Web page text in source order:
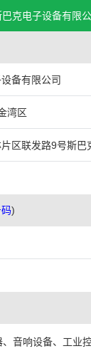
克电子设备有限
备有限公司
湾区
区联发路9号斯巴
)
音响设备、工业